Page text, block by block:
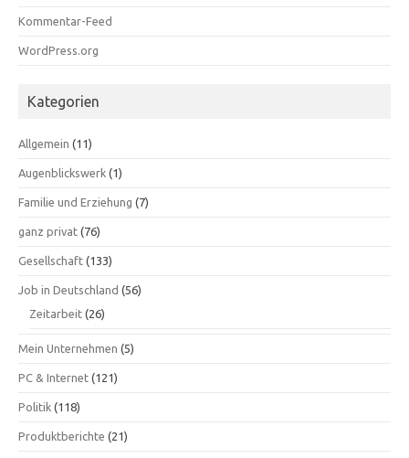
Kommentar-Feed
WordPress.org
Kategorien
Allgemein (11)
Augenblickswerk (1)
Familie und Erziehung (7)
ganz privat (76)
Gesellschaft (133)
Job in Deutschland (56)
Zeitarbeit (26)
Mein Unternehmen (5)
PC & Internet (121)
Politik (118)
Produktberichte (21)